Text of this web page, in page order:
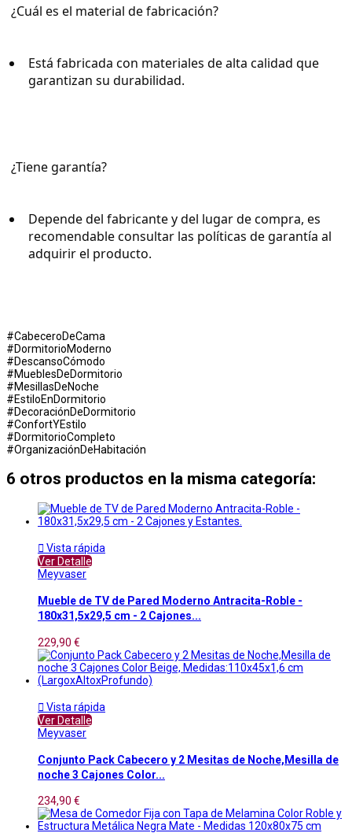
¿Cuál es el material de fabricación?
Está fabricada con materiales de alta calidad que
garantizan su durabilidad.
¿Tiene garantía?
Depende del fabricante y del lugar de compra, es
recomendable consultar las políticas de garantía al
adquirir el producto.
#CabeceroDeCama
#DormitorioModerno
#DescansoCómodo
#MueblesDeDormitorio
#MesillasDeNoche
#EstiloEnDormitorio
#DecoraciónDeDormitorio
#ConfortYEstilo
#DormitorioCompleto
#OrganizaciónDeHabitación
6 otros productos en la misma categoría:
 Vista rápida
Ver Detalle
Meyvaser
Mueble de TV de Pared Moderno Antracita-Roble -
180x31,5x29,5 cm - 2 Cajones...
229,90 €
 Vista rápida
Ver Detalle
Meyvaser
Conjunto Pack Cabecero y 2 Mesitas de Noche,Mesilla de
noche 3 Cajones Color...
234,90 €